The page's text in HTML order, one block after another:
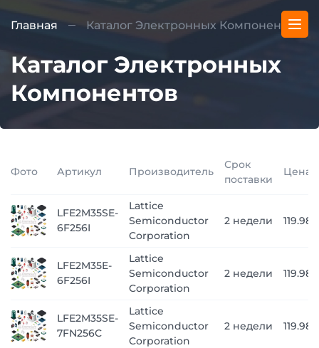
Главная Каталог Электронных Компонентов
Каталог Электронных
Компонентов
Фото Артикул Производитель
Срок
поставки
Цена
LFE2M35SE-
6F256I
Lattice
Semiconductor
Corporation
2 недели
LFE2M35E-
6F256I
Lattice
Semiconductor
Corporation
2 недели
LFE2M35SE-
7FN256C
Lattice
Semiconductor
Corporation
2 недели